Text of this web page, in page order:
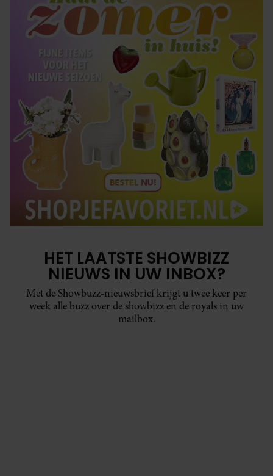
HET LAATSTE SHOWBIZZ
NIEUWS IN UW INBOX?
Met de Showbuzz-nieuwsbrief krijgt u twee keer per
week alle buzz over de showbizz en de royals in uw
mailbox.